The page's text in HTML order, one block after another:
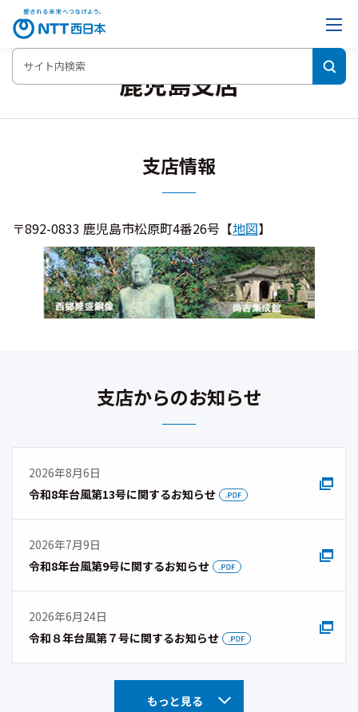
鹿児島支店
支店情報
〒892-0833 鹿児島市松原町4番26号【地図】
支店からのお知らせ
2026年8月6日
令和8年台風第13号に関するお知らせ
2026年7月9日
令和8年台風第9号に関するお知らせ
2026年6月24日
令和８年台風第７号に関するお知らせ
もっと見る